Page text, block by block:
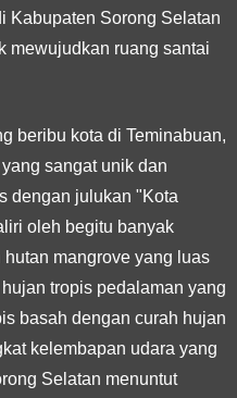
Kabupaten Sorong Selatan
mewujudkan ruang santai
beribu kota di Teminabuan,
sangat unik dan
dengan julukan "Kota
oleh begitu banyak
mangrove yang luas
tropis pedalaman yang
basah dengan curah hujan
kelembapan udara yang
Selatan menuntut